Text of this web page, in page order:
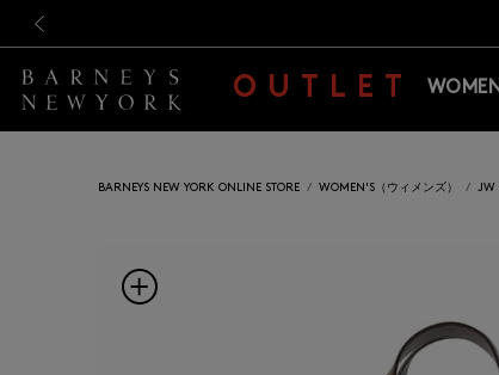
新規登録のお客様も
新規登録のお客様も
OUTLET
BARNEYS NEW YORK ONLINE STORE WOMEN'S（ウィメンズ） JW